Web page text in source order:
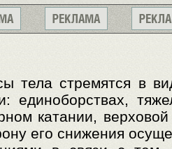
тела стремятся в
единоборствах,
катании,
его снижения